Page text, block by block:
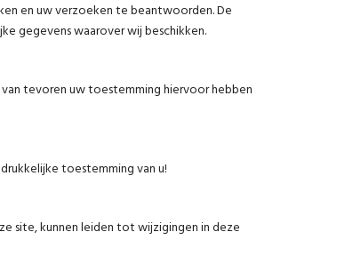
en uw verzoeken te beantwoorden. De
gegevens waarover wij beschikken.
tevoren uw toestemming hiervoor hebben
toestemming van u!
site, kunnen leiden tot wijzigingen in deze